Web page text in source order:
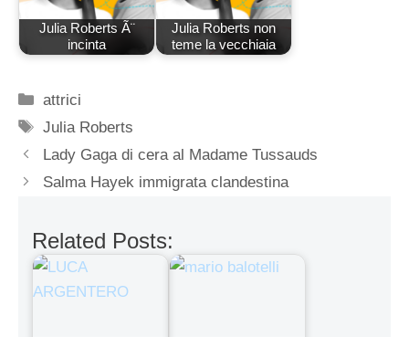
Julia Roberts Ã¨
incinta
Julia Roberts non
teme la vecchiaia
Categorie
attrici
Tag
Julia Roberts
Lady Gaga di cera al Madame Tussauds
Salma Hayek immigrata clandestina
Related Posts: